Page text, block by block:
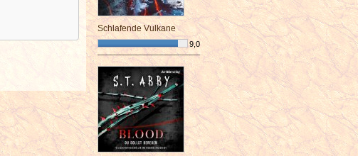
Schlafende Vulkane
9,0
¯¯¯¯¯¯¯¯¯¯¯¯¯¯¯¯¯¯¯¯¯¯¯¯